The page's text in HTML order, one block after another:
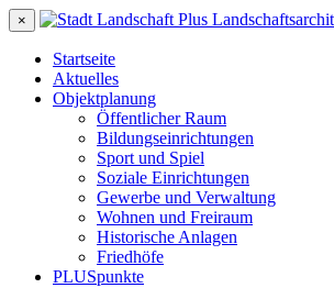
×
Startseite
Aktuelles
Objektplanung
Öffentlicher Raum
Bildungseinrichtungen
Sport und Spiel
Soziale Einrichtungen
Gewerbe und Verwaltung
Wohnen und Freiraum
Historische Anlagen
Friedhöfe
PLUSpunkte